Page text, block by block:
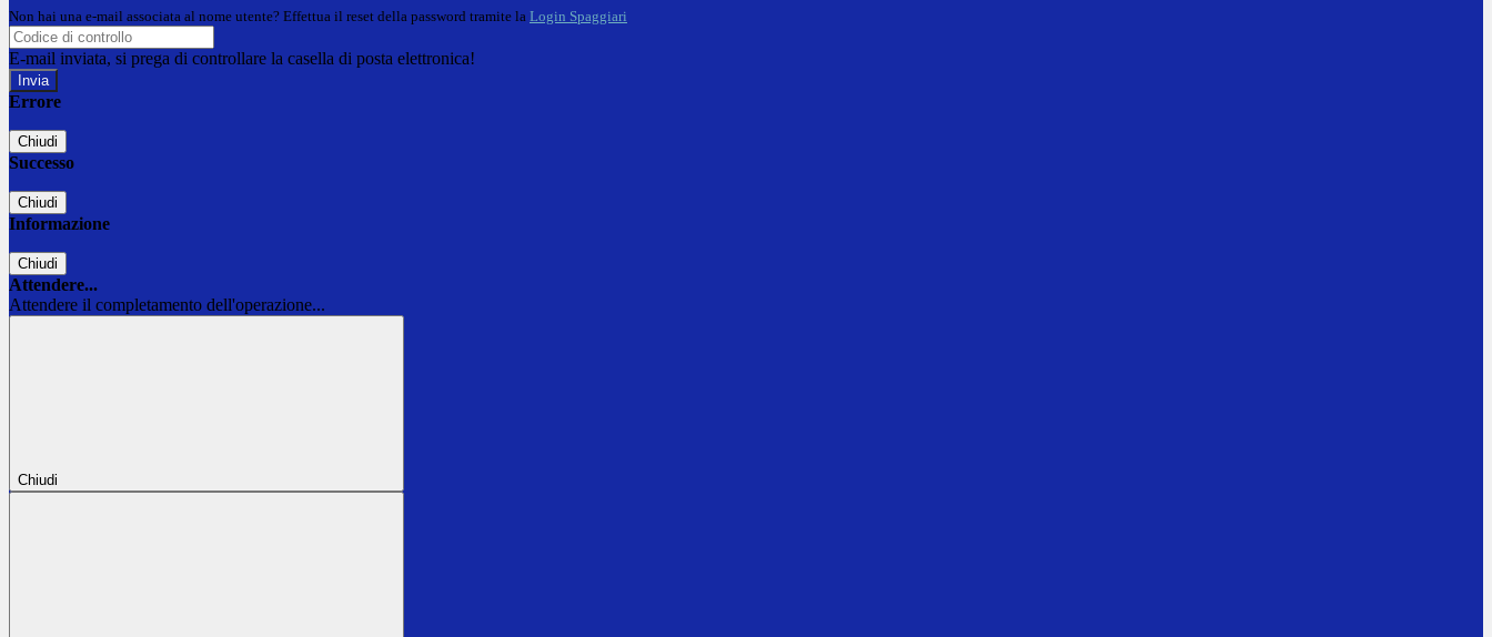
Non hai una e-mail associata al nome utente? Effettua il reset della password tramite la Login Spaggiari
E-mail inviata, si prega di controllare la casella di posta elettronica!
Errore
Chiudi
Successo
Chiudi
Informazione
Chiudi
Attendere...
Attendere il completamento dell'operazione...
Chiudi